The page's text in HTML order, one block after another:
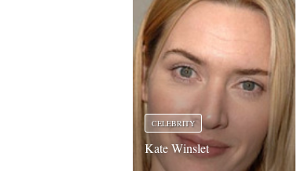
CELEBRITY
Kate Winslet